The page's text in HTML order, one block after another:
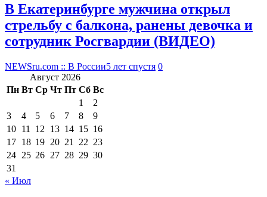
В Екатеринбурге мужчина открыл
стрельбу с балкона, ранены девочка и
сотрудник Росгвардии (ВИДЕО)
NEWSru.com :: В России5 лет спустя 0
Август 2026
Пн Вт Ср Чт Пт Сб Вс
1
2
3
4 5 6 7 8
9
10 11 12 13 14 15 16
17 18 19 20 21 22 23
24 25 26 27 28 29 30
31
« Июл